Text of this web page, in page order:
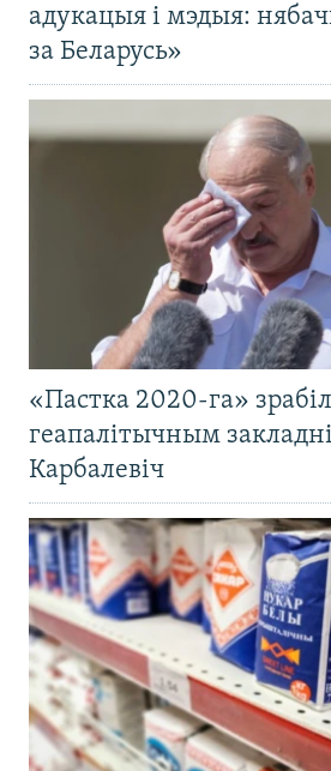
адукацыя і мэдыя:
за Беларусь»
«Пастка 2020-га»
геапалітычным
Карбалевіч